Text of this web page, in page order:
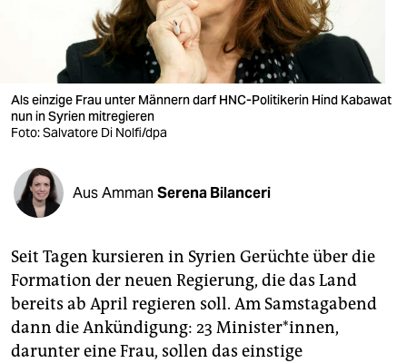
veranstaltungen
fragen & hilfe
unterstützen
abo
genossenschaft
epaper login
Als einzige Frau unter Männern darf HNC-Politikerin Hind Kabawat
nun in Syrien mitregieren
Foto: Salvatore Di Nolfi/dpa
Aus Amman Serena Bilanceri
Seit Tagen kursieren in Syrien Gerüchte über die
Formation der neuen Regierung, die das Land
bereits ab April regieren soll. Am Samstagabend
dann die Ankündigung: 23 Minister*innen,
darunter eine Frau, sollen das einstige